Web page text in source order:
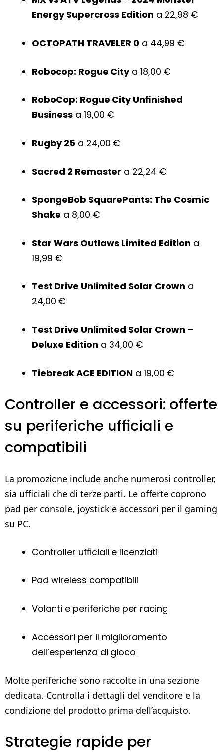
Energy Supercross Edition a 22,98 €
OCTOPATH TRAVELER 0 a 44,99 €
Robocop: Rogue Citya 18,00 €
RoboCop: Rogue City Unfinished
Business a 19,00 €
Rugby 25 a 24,00 €
Sacred 2 Remaster a 22,24 €
SpongeBob SquarePants: The Cosmic
Shake a 8,00 €
Star Wars Outlaws Limited Edition a
19,99 €
Test Drive Unlimited Solar Crown a
24,00 €
Test Drive Unlimited Solar Crown –
Deluxe Edition a 34,00 €
Tiebreak ACE EDITION a 19,00 €
Controller e accessori: offerte
su periferiche ufficiali e
compatibili
La promozione include anche numerosi controller,
sia ufficiali che di terze parti. Le offerte coprono
pad per console, joystick e accessori per il gaming
su PC.
Controller ufficiali e licenziati
Pad wireless compatibili
Volanti e periferiche per racing
Accessori per il miglioramento
dell’esperienza di gioco
Molte periferiche sono raccolte in una sezione
dedicata. Controlla i dettagli del venditore e la
condizione del prodotto prima dell’acquisto.
Strategie rapide per